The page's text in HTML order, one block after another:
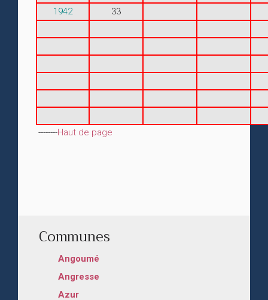
Communes
Angoumé
Angresse
Azur
1942
33
--------Haut de page